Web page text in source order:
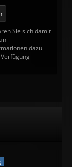
Sie sich damit
dazu